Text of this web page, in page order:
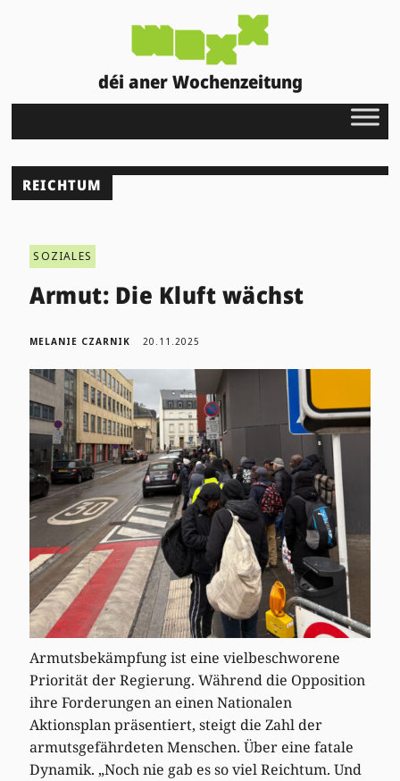
déi aner Wochenzeitung
REICHTUM
SOZIALES
Armut: Die Kluft wächst
MELANIE CZARNIK 20.11.2025
Armutsbekämpfung ist eine vielbeschworene
Priorität der Regierung. Während die Opposition
ihre Forderungen an einen Nationalen
Aktionsplan präsentiert, steigt die Zahl der
armutsgefährdeten Menschen. Über eine fatale
Dynamik. „Noch nie gab es so viel Reichtum. Und